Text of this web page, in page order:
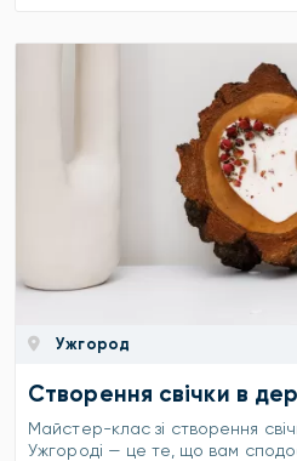
Ужгород
Створення свічки в
Майстер-клас зі створення
Ужгороді — це те, що вам